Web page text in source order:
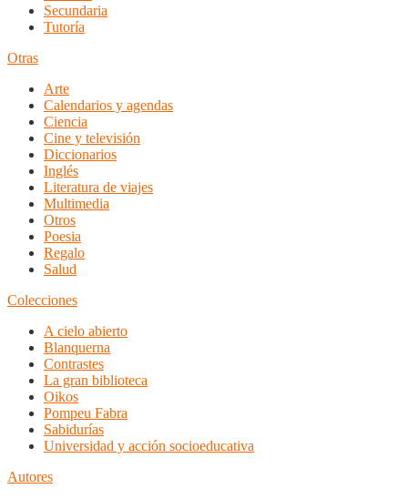
Secundaria
Tutoría
Otras
Arte
Calendarios y agendas
Ciencia
Cine y televisión
Diccionarios
Inglés
Literatura de viajes
Multimedia
Otros
Poesia
Regalo
Salud
Colecciones
A cielo abierto
Blanquerna
Contrastes
La gran biblioteca
Oikos
Pompeu Fabra
Sabidurías
Universidad y acción socioeducativa
Autores